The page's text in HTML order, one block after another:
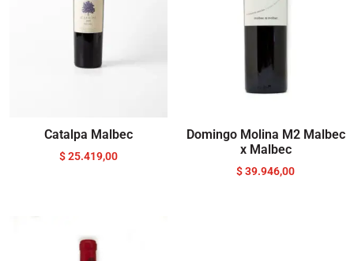
Catalpa Malbec
$25.419,00
Domingo Molina M2 Malbec
x Malbec
$39.946,00